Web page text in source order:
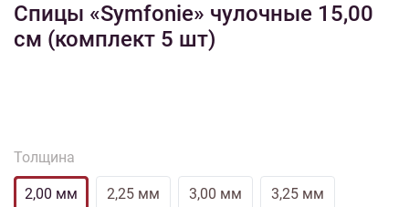
Спицы «Symfonie» чулочные 15,00
см (комплект 5 шт)
Толщина
2,00 мм 2,25 мм 3,00 мм 3,25 мм